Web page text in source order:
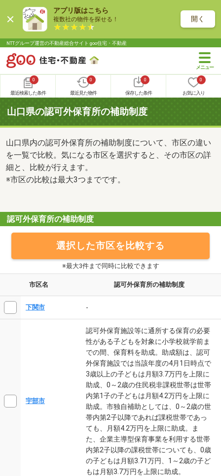
アプリ版はこちら
複数社の物件を探せる！ 開く
NTTグループ運営の不動産総合サイト goo住宅・不動産
0
最近検索した条件
0
最近見た物件
0
保存した条件
0
お気に入り
山口県の認可外保育所の補助制度
山口県内の認可外保育所の補助制度について、市区の違い
を一覧で比較。気になる市区を選択すると、その市区の詳
細と、比較が行えます。
※市区の比較は最大3つまでです。
認可外保育所の補助制度
選択した市区を比較する
※最大3件まで同時に比較できます
市区名 認可外保育所の補助制度
下関市 -
宇部市
認可外保育施設等に通所する保育の必要
性がある子どもを対象に小学校就学前ま
での間、保育料を助成。助成額は、認可
外保育施設では当該年度の4月1日時点で
3歳以上の子どもは月額3.7万円を上限に
助成、0～2歳の住民税非課税世帯は世帯
内第1子の子どもは月額4.2万円を上限に
助成。市独自補助としては、0～2歳の世
帯内第2子以降であれば課税世帯であっ
ても、月額4.2万円を上限に助成。ま
た、企業主導型保育事業を利用する世帯
内第2子以降の課税世帯についても、0歳
の子どもは月額3.71万円、1～2歳の子ど
もは月額3.7万円を上限に助成。